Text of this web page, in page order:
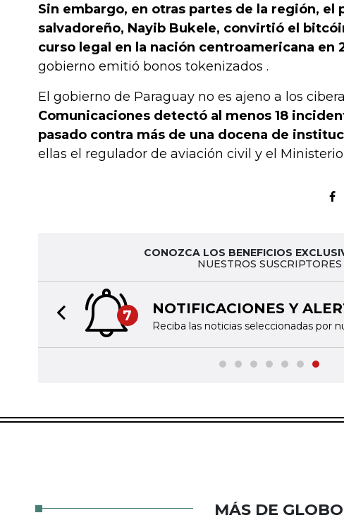
Sin embargo, en otras partes de la región, el
salvadoreño, Nayib Bukele, convirtió el
curso legal en la nación centroamericana en
gobierno emitió bonos tokenizados .
El gobierno de Paraguay no es ajeno a los
Comunicaciones detectó al menos 18
pasado contra más de una docena de
ellas el regulador de aviación civil y el
CONOZCA LOS BENEFICIOS
NUESTROS SUSCRIPTORES
7 NOTIFICACIONES Y
Reciba las noticias seleccionadas por
Previous slide
MÁS DE